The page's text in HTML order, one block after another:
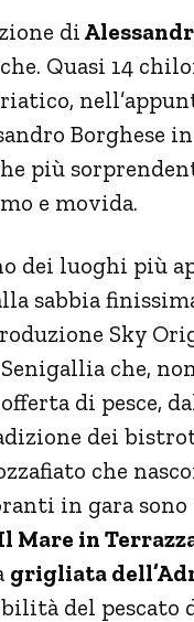
di
Quasi 14
Borghese
più
e movida.
dei luoghi più
sabbia
Sky
che,
di pesce,
dei
che
in gara sono
Mare in
grigliata
del pescato